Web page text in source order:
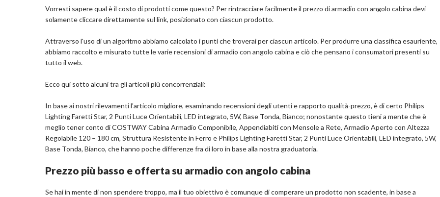
Dimensioni del prodotto: 61P x 170l x 195H cm
Marchio: AVANTI TRENDSTORE
Materiale: Legno ingegnerizzato
Vorresti sapere qual è il costo di prodotti come questo? Per rintracciare facilmente il prezzo di armadio con angolo cabina devi
solamente cliccare direttamente sul link, posizionato con ciascun prodotto.
Attraverso l'uso di un algoritmo abbiamo calcolato i punti che troverai per ciascun articolo. Per produrre una classifica esauriente,
abbiamo raccolto e misurato tutte le varie recensioni di armadio con angolo cabina e ciò che pensano i consumatori presenti su
tutto il web.
Ecco qui sotto alcuni tra gli articoli più concorrenziali:
In base ai nostri rilevamenti l'articolo migliore, esaminando recensioni degli utenti e rapporto qualità-prezzo, è di certo Philips
Lighting Faretti Star, 2 Punti Luce Orientabili, LED integrato, 5W, Base Tonda, Bianco; nonostante questo tieni a mente che è
meglio tener conto di COSTWAY Cabina Armadio Componibile, Appendiabiti con Mensole a Rete, Armadio Aperto con Altezza
Regolabile 120 – 180 cm, Struttura Resistente in Ferro e Philips Lighting Faretti Star, 2 Punti Luce Orientabili, LED integrato, 5W,
Base Tonda, Bianco, che hanno poche differenze fra di loro in base alla nostra graduatoria.
Prezzo più basso e offerta su armadio con angolo cabina
Se hai in mente di non spendere troppo, ma il tuo obiettivo è comunque di comperare un prodotto non scadente, in base a